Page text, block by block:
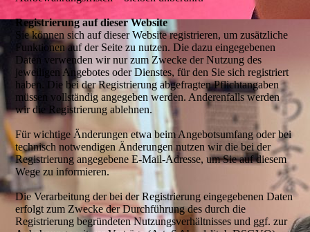
Registrierung auf dieser Website
Sie können sich auf dieser Website registrieren, um zusätzliche
Funktionen auf der Seite zu nutzen. Die dazu eingegebenen
Daten verwenden wir nur zum Zwecke der Nutzung des
jeweiligen Angebotes oder Dienstes, für den Sie sich registriert
haben. Die bei der Registrierung abgefragten Pflichtangaben
müssen vollständig angegeben werden. Anderenfalls werden
wir die Registrierung ablehnen.
Für wichtige Änderungen etwa beim Angebotsumfang oder bei
technisch notwendigen Änderungen nutzen wir die bei der
Registrierung angegebene E-Mail-Adresse, um Sie auf diesem
Wege zu informieren.
Die Verarbeitung der bei der Registrierung eingegebenen Daten
erfolgt zum Zwecke der Durchführung des durch die
Registrierung begründeten Nutzungsverhältnisses und ggf. zur